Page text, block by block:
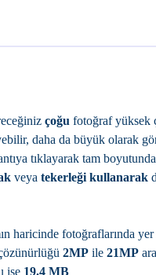
çoğu fotoğraf yüksek
daha da büyük olarak
tıklayarak tam
veya tekerleği kullanarak
fotoğraflarında yer
2MP ile 21MP
ise 19.4 MB